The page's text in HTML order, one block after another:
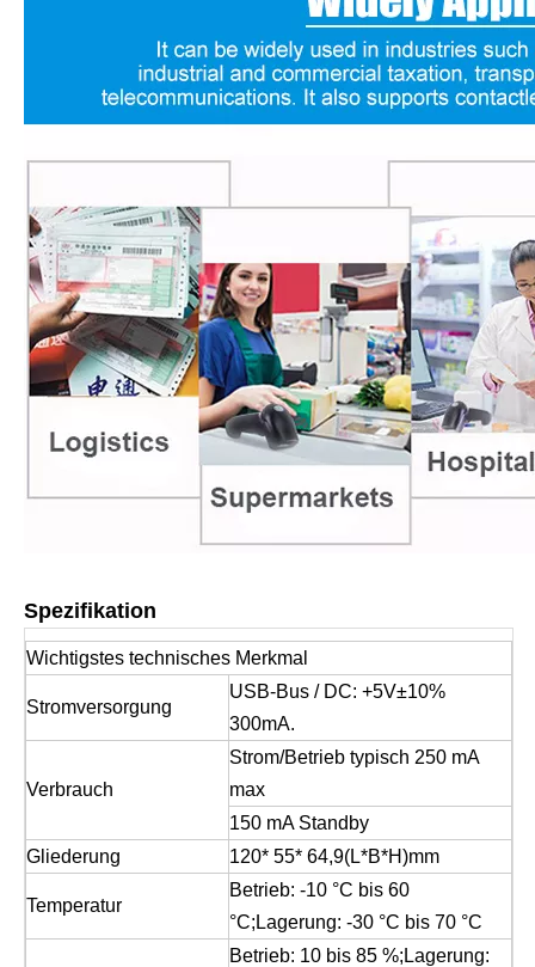
Spezifikation
Wichtigstes technisches Merkmal
Stromversorgung
USB-Bus / DC: +5V±10%
300mA.
Verbrauch
Strom/Betrieb typisch 250 mA
max
150 mA Standby
Gliederung
120* 55* 64,9(L*B*H)mm
Temperatur
Betrieb: -10 °C bis 60
°C;Lagerung: -30 °C bis 70 °C
Betrieb: 10 bis 85 %;Lagerung: